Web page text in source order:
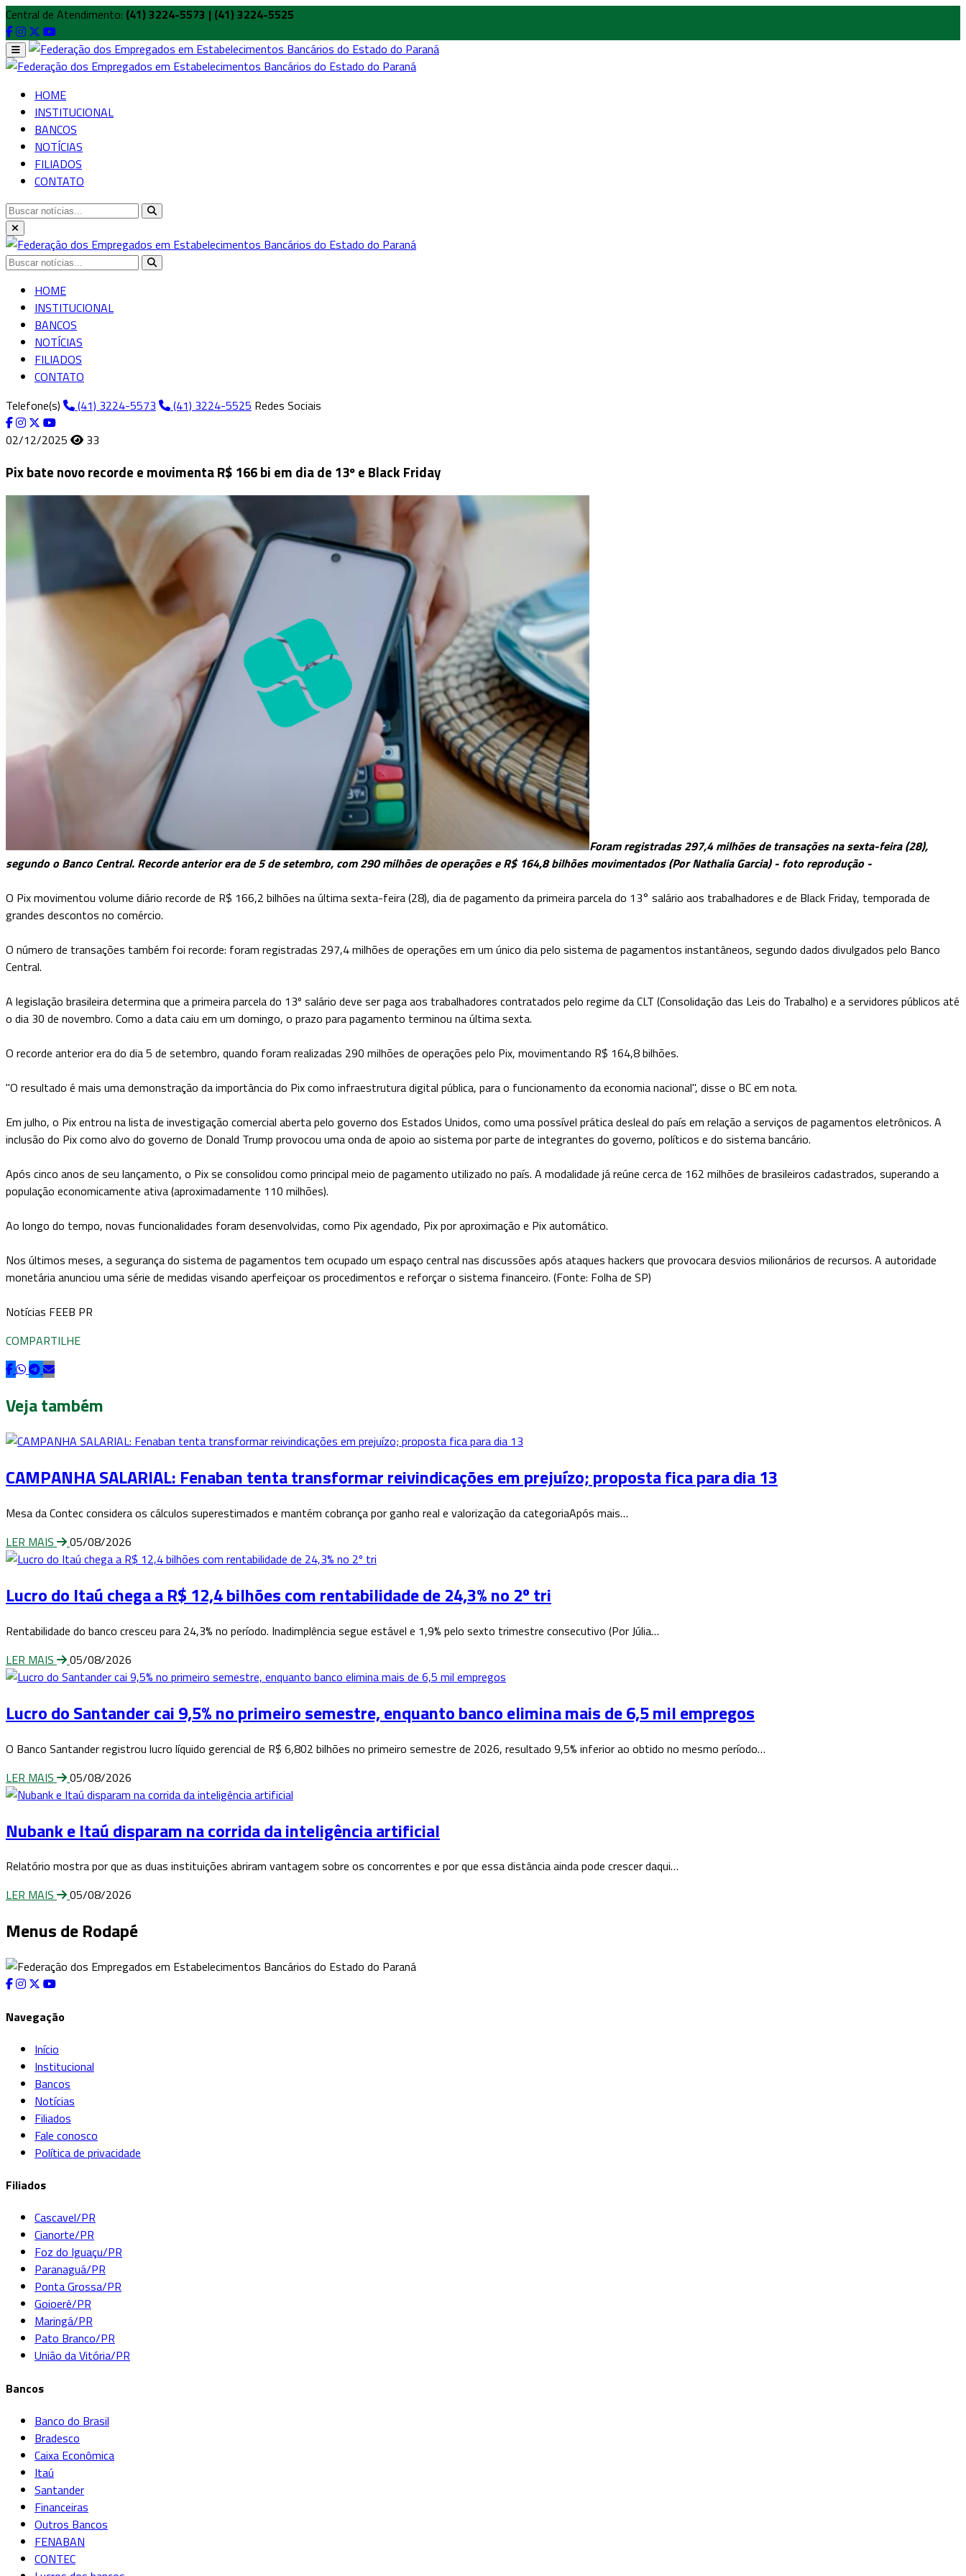
Central de Atendimento: (41) 3224-5573 | (41) 3224-5525
HOME
INSTITUCIONAL
BANCOS
NOTÍCIAS
FILIADOS
CONTATO
HOME
INSTITUCIONAL
BANCOS
NOTÍCIAS
FILIADOS
CONTATO
Telefone(s)
(41) 3224-5573 (41) 3224-5525 Redes Sociais
02/12/2025
33
Pix bate novo recorde e movimenta R$ 166 bi em dia de 13º e Black Friday
Foram registradas 297,4 milhões de transações na sexta-feira (28),
segundo o Banco Central. Recorde anterior era de 5 de setembro, com 290 milhões de operações e R$ 164,8 bilhões movimentados (Por Nathalia Garcia) - foto reprodução -
O Pix movimentou volume diário recorde de R$ 166,2 bilhões na última sexta-feira (28), dia de pagamento da primeira parcela do 13° salário aos trabalhadores e de Black Friday, temporada de
grandes descontos no comércio.
O número de transações também foi recorde: foram registradas 297,4 milhões de operações em um único dia pelo sistema de pagamentos instantâneos, segundo dados divulgados pelo Banco
Central.
A legislação brasileira determina que a primeira parcela do 13º salário deve ser paga aos trabalhadores contratados pelo regime da CLT (Consolidação das Leis do Trabalho) e a servidores públicos até
o dia 30 de novembro. Como a data caiu em um domingo, o prazo para pagamento terminou na última sexta.
O recorde anterior era do dia 5 de setembro, quando foram realizadas 290 milhões de operações pelo Pix, movimentando R$ 164,8 bilhões.
"O resultado é mais uma demonstração da importância do Pix como infraestrutura digital pública, para o funcionamento da economia nacional", disse o BC em nota.
Em julho, o Pix entrou na lista de investigação comercial aberta pelo governo dos Estados Unidos, como uma possível prática desleal do país em relação a serviços de pagamentos eletrônicos. A
inclusão do Pix como alvo do governo de Donald Trump provocou uma onda de apoio ao sistema por parte de integrantes do governo, políticos e do sistema bancário.
Após cinco anos de seu lançamento, o Pix se consolidou como principal meio de pagamento utilizado no país. A modalidade já reúne cerca de 162 milhões de brasileiros cadastrados, superando a
população economicamente ativa (aproximadamente 110 milhões).
Ao longo do tempo, novas funcionalidades foram desenvolvidas, como Pix agendado, Pix por aproximação e Pix automático.
Nos últimos meses, a segurança do sistema de pagamentos tem ocupado um espaço central nas discussões após ataques hackers que provocara desvios milionários de recursos. A autoridade
monetária anunciou uma série de medidas visando aperfeiçoar os procedimentos e reforçar o sistema financeiro. (Fonte: Folha de SP)
Notícias FEEB PR
COMPARTILHE
Veja também
CAMPANHA SALARIAL: Fenaban tenta transformar reivindicações em prejuízo; proposta fica para dia 13
Mesa da Contec considera os cálculos superestimados e mantém cobrança por ganho real e valorização da categoriaApós mais…
LER MAIS
05/08/2026
Lucro do Itaú chega a R$ 12,4 bilhões com rentabilidade de 24,3% no 2º tri
Rentabilidade do banco cresceu para 24,3% no período. Inadimplência segue estável e 1,9% pelo sexto trimestre consecutivo (Por Júlia…
LER MAIS
05/08/2026
Lucro do Santander cai 9,5% no primeiro semestre, enquanto banco elimina mais de 6,5 mil empregos
O Banco Santander registrou lucro líquido gerencial de R$ 6,802 bilhões no primeiro semestre de 2026, resultado 9,5% inferior ao obtido no mesmo período…
LER MAIS
05/08/2026
Nubank e Itaú disparam na corrida da inteligência artificial
Relatório mostra por que as duas instituições abriram vantagem sobre os concorrentes e por que essa distância ainda pode crescer daqui…
LER MAIS
05/08/2026
Menus de Rodapé
Navegação
Início
Institucional
Bancos
Notícias
Filiados
Fale conosco
Política de privacidade
Filiados
Cascavel/PR
Cianorte/PR
Foz do Iguaçu/PR
Paranaguá/PR
Ponta Grossa/PR
Goioerê/PR
Maringá/PR
Pato Branco/PR
União da Vitória/PR
Bancos
Banco do Brasil
Bradesco
Caixa Econômica
Itaú
Santander
Financeiras
Outros Bancos
FENABAN
CONTEC